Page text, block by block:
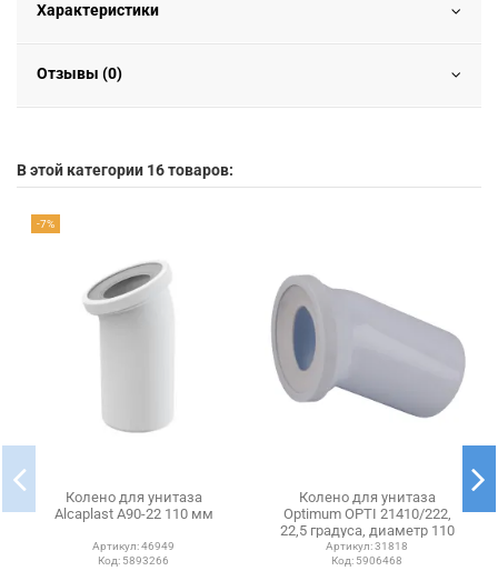
Характеристики
Отзывы (0)
В этой категории 16 товаров:
-7%
Колено для унитаза
Alcaplast A90-22 110 мм
Артикул:46949
Код: 5893266
Колено для унитаза
Optimum OPTI 21410/222,
22,5 градуса, диаметр 110
мм
Артикул:31818
Код: 5906468